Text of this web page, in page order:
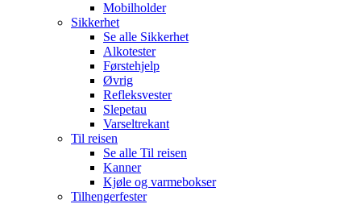
Mobilholder
Sikkerhet
Se alle Sikkerhet
Alkotester
Førstehjelp
Øvrig
Refleksvester
Slepetau
Varseltrekant
Til reisen
Se alle Til reisen
Kanner
Kjøle og varmebokser
Tilhengerfester